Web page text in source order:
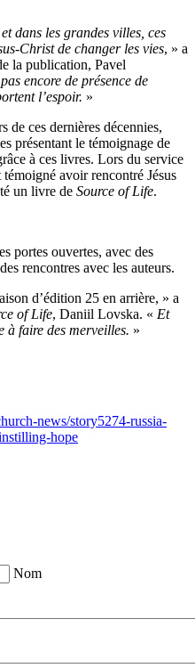
dans les grandes villes, ces
Christ de changer les vies, » a
la publication, Pavel
encore de présence de
l’espoir. »
de ces dernières décennies,
présentant le témoignage de
à ces livres. Lors du service
avoir rencontré Jésus
un livre de Source of Life.
portes ouvertes, avec des
rencontres avec les auteurs.
d’édition 25 en arrière, » a
of Life, Daniil Lovska. « Et
à faire des merveilles. »
news/story5274-russia-
hope
Nom